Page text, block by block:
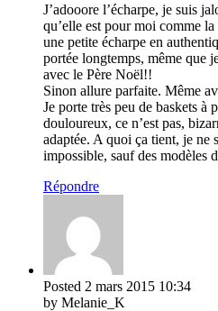
J’adooore l’écharpe, je suis
qu’elle est pour moi comme
une petite écharpe en
portée longtemps, même que
avec le Père Noël!!
Sinon allure parfaite. Même
Je porte très peu de baskets à
douloureux, ce n’est pas,
adaptée. A quoi ça tient, je ne
impossible, sauf des modèles
Répondre
Posted 2 mars 2015 10:34
by Melanie_K